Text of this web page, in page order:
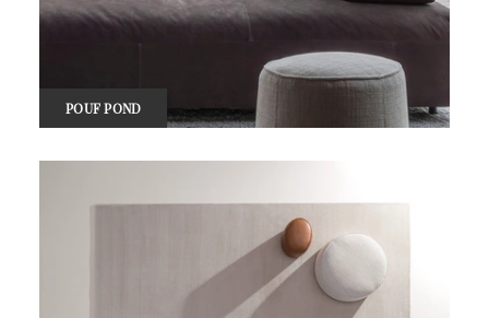
POUF POND